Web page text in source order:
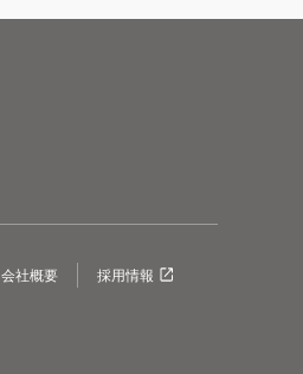
会社概要 採用情報